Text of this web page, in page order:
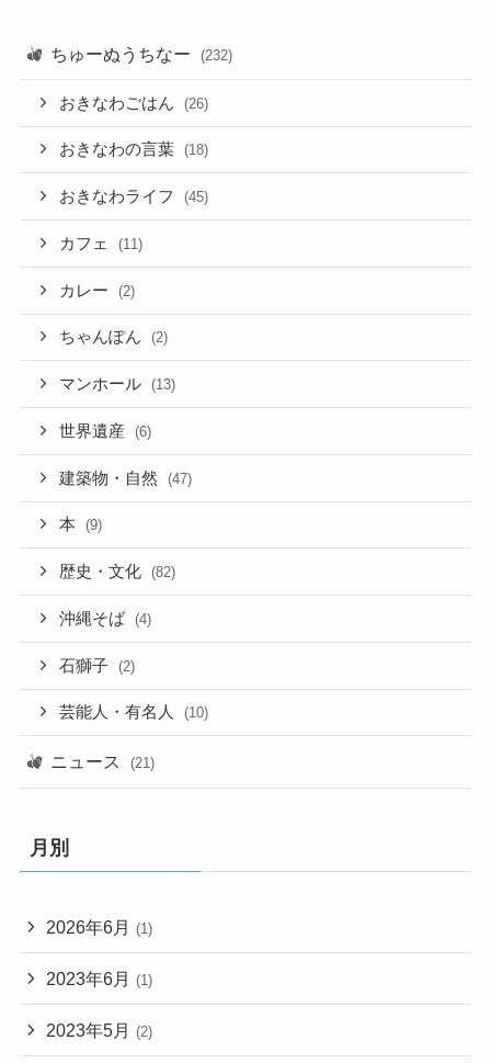
ちゅーぬうちなー (232)
おきなわごはん (26)
おきなわの言葉 (18)
おきなわライフ (45)
カフェ (11)
カレー (2)
ちゃんぽん (2)
マンホール (13)
世界遺産 (6)
建築物・自然 (47)
本 (9)
歴史・文化 (82)
沖縄そば (4)
石獅子 (2)
芸能人・有名人 (10)
ニュース (21)
月別
2026年6月 (1)
2023年6月 (1)
2023年5月 (2)